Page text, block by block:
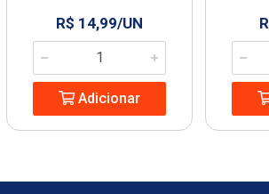
R$ 14,99/UN
Adicionar